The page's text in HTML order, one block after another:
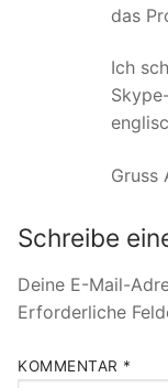
das
Ich
Gruss
Schreibe
Deine E-Mail-
Erforderliche
KOMMENTAR *